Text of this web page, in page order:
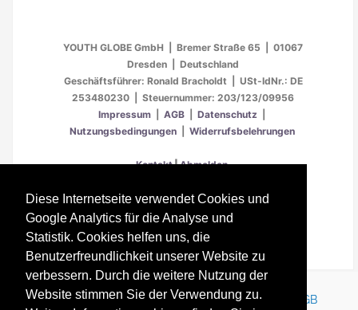
Diese Internetseite verwendet Cookies und
Google Analytics für die Analyse und
Statistik. Cookies helfen uns, die
Benutzerfreundlichkeit unserer Website zu
verbessern. Durch die weitere Nutzung der
Website stimmen Sie der Verwendung zu.
YOUTH GLOBE GmbH | Bremer Straße 65 | 01067
Dresden | Deutschland
Geschäftsführer: Ronald Bracholdt | USt-IdNr.: DE
253480230 | Steuernummer: 203/123/09956
Impressum |AGB |Datenschutz
Nutzungsbedingungen| Widerrufsbelehrungen
Kontakt|Abmelden
2021 All Rights Reserved
Kontakt Impressum Newsletter Karriere AGB